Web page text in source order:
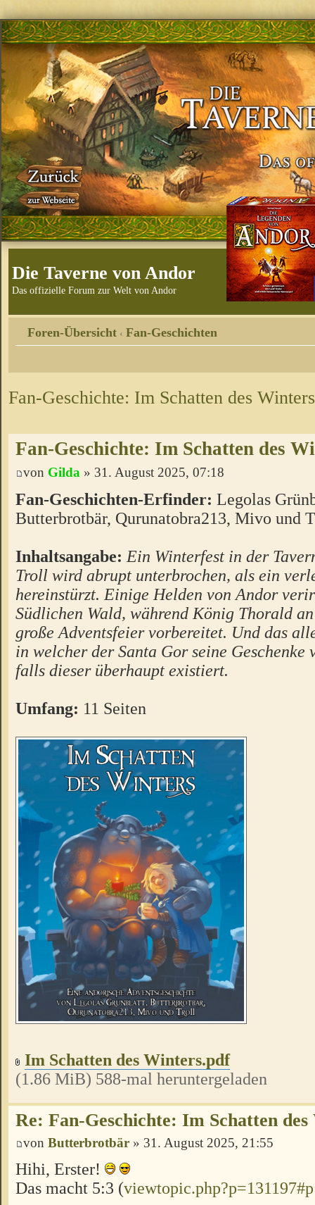
Die Taverne von Andor
Das offizielle Forum zur Welt von Andor
Foren-Übersicht ‹ Fan-Geschichten
Fan-Geschichte: Im Schatten des Winters
Fan-Geschichte: Im Schatten des
von Gilda » 31. August 2025, 07:18
Fan-Geschichten-Erfinder: Legolas
Butterbrotbär, Qurunatobra213, Mivo und
Inhaltsangabe: Ein Winterfest in der
Troll wird abrupt unterbrochen, als ein
hereinstürzt. Einige Helden von Andor
Südlichen Wald, während König Thorald
große Adventsfeier vorbereitet. Und das
in welcher der Santa Gor seine Geschenke
falls dieser überhaupt existiert.
Umfang: 11 Seiten
Im Schatten des Winters.pdf
(1.86 MiB) 588-mal heruntergeladen
Re: Fan-Geschichte: Im Schatten
von Butterbrotbär » 31. August 2025, 21:55
Hihi, Erster!
Das macht 5:3 (